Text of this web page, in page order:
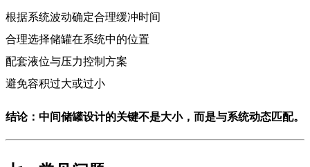
根据系统波动确定合理缓冲时间
合理选择储罐在系统中的位置
配套液位与压力控制方案
避免容积过大或过小
结论：中间储罐设计的关键不是大小，而是与系统动态匹配。